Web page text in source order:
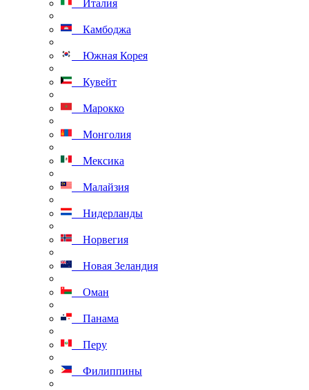
Италия
Камбоджа
Южная Корея
Кувейт
Марокко
Монголия
Мексика
Малайзия
Нидерланды
Норвегия
Новая Зеландия
Оман
Панама
Перу
Филиппины